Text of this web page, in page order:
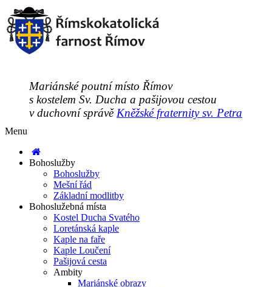
Mariánské poutní místo Římov
s kostelem Sv. Ducha a pašijovou cestou
v duchovní správě Kněžské fraternity sv. Petra
Menu
Bohoslužby
Bohoslužby
Mešní řád
Základní modlitby
Bohoslužebná místa
Kostel Ducha Svatého
Loretánská kaple
Kaple na faře
Kaple Loučení
Pašijová cesta
Ambity
Mariánské obrazy